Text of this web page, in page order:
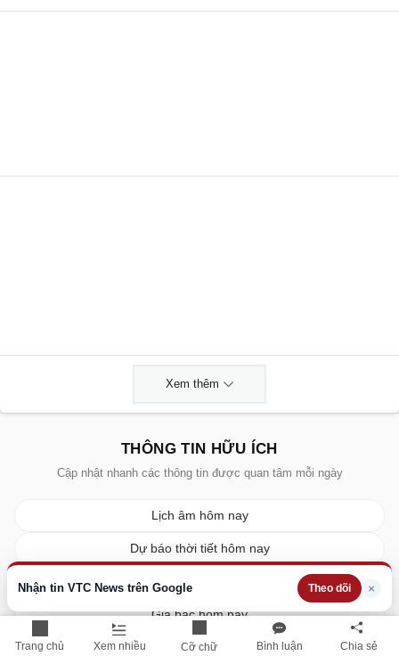
Trang chủ Xem nhiều Cỡ chữ Bình luận Chia sẻ
Nhận tin VTC News trên Google Theo dõi ×
Xem thêm
THÔNG TIN HỮU ÍCH
Cập nhật nhanh các thông tin được quan tâm mỗi ngày
Lịch âm hôm nay
Dự báo thời tiết hôm nay
Giá vàng hôm nay
Giá bạc hôm nay
Tỷ giá ngoại tệ